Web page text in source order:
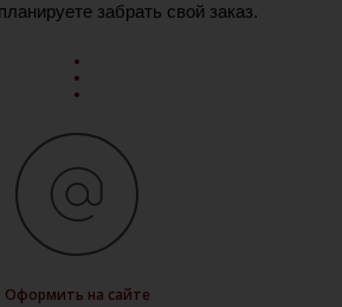
забрать свой заказ.
Оформить на сайте